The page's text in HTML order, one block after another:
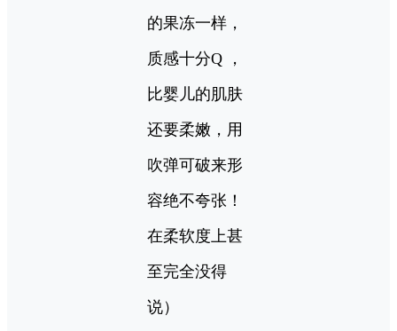
的果冻一样，
质感十分Q ，
比婴儿的肌肤
还要柔嫩，用
吹弹可破来形
容绝不夸张！
在柔软度上甚
至完全没得
说）